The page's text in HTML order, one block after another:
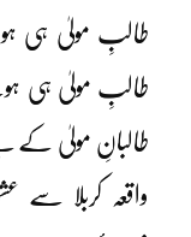
طالبِ مولیٰ ہی
طالبِ مولیٰ ہی
طالبانِ مولیٰ کے
واقعہ کربلا سے